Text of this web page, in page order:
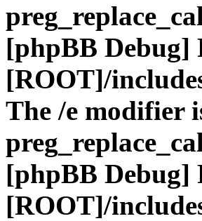
[phpBB Debug]
[ROOT]/
The /e modifier
[phpBB Debug]
[ROOT]/